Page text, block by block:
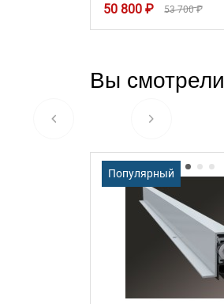
50 800 ₽ 53 700 ₽
Вы смотрели
Популярный